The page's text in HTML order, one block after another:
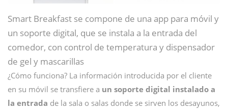
Smart Breakfast se compone de una app para móvil y
un soporte digital, que se instala a la entrada del
comedor, con control de temperatura y dispensador
de gel y mascarillas
¿Cómo funciona? La información introducida por el cliente
en su móvil se transfiere a un soporte digital instalado a
la entrada de la sala o salas donde se sirven los desayunos,